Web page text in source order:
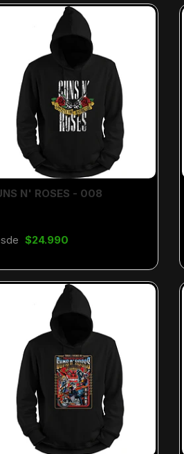
N' ROSES - 008
$24.990